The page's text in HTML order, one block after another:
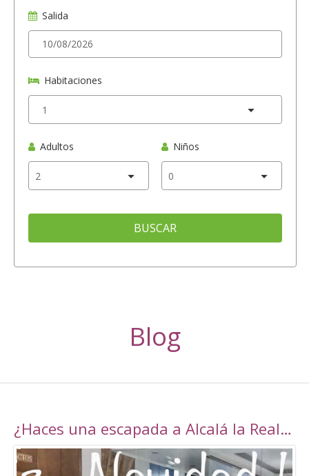
Salida
Habitaciones
Adultos Niños
BUSCAR
Blog
¿Haces una escapada a Alcalá la Real esta navidad?